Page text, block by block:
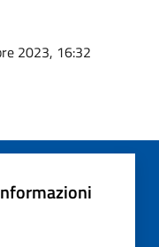
2023, 16:32